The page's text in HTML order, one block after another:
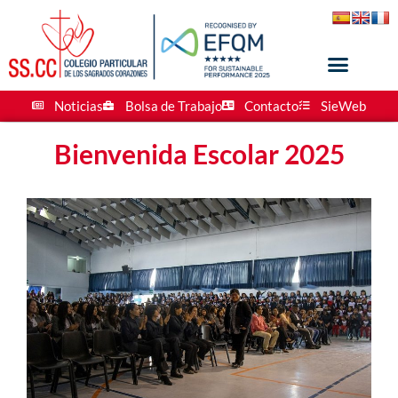
Noticias Bolsa de Trabajo Contacto SieWeb
Bienvenida Escolar 2025